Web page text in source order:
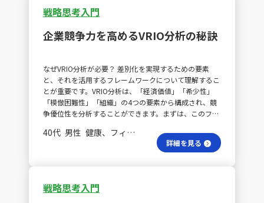
する際に役立ちそうです。こうしたフレームワークを活
できると感じています。 これから事業計画の立案や
つ、自社の現状を整理し、差別化のポイントを明確にし
て企画を立てたいと考えています。
戦略思考入門
企業競争力を高めるVRIO分析の秘訣
なぜVRIO分析が必要？ 差別化を実現するための要素
と、それを活用するフレームワークについて理解するこ
とが重要です。VRIO分析は、「経済価値」「希少性」
「模倣困難性」「組織」の4つの要素から構成され、競
争優位性を分析することができます。まずは、このフレ
化することが大切です。その際、これらの資源をどのよ
うに活かすかを考える必要があります。ただし、変化の
に役立てることが可能です。自社の経営資源をあらゆる
40代 男性 健康、フィットネス スペシャリスト
詳細を見る
戦略思考入門